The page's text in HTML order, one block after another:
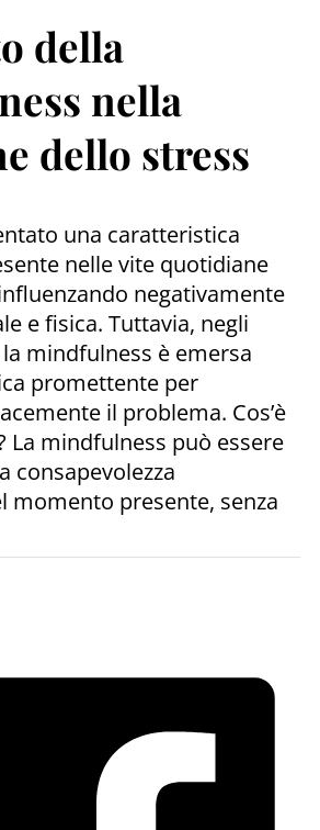
della
nella
dello stress
una caratteristica
nelle vite quotidiane
negativamente
e fisica. Tuttavia, negli
mindfulness è emersa
promettente per
il problema. Cos’è
La mindfulness può essere
consapevolezza
momento presente, senza